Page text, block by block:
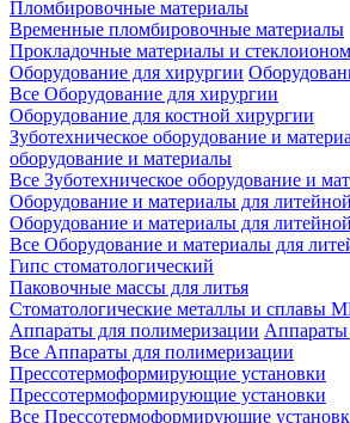
Пломбировочные материалы
Временные пломбировочные материалы
Прокладочные материалы и
Оборудование для хирургии
Все Оборудование для хирургии
Оборудование для костной хирургии
Зуботехническое оборудование и
оборудование и материалы
Все Зуботехническое оборудование и
Оборудование и материалы для
Оборудование и материалы для
Все Оборудование и материалы для
Гипс стоматологический
Паковочные массы для литья
Стоматологические металлы и сплавы
Аппараты для полимеризации Аппараты
Все Аппараты для полимеризации
Прессотермоформирующие установки
Прессотермоформирующие установки
Все Прессотермоформирующие